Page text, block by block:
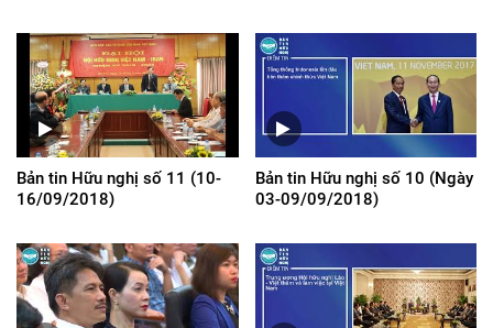
Bản tin Hữu nghị số 11 (10-
16/09/2018)
Bản tin Hữu nghị số 10 (Ngày
03-09/09/2018)